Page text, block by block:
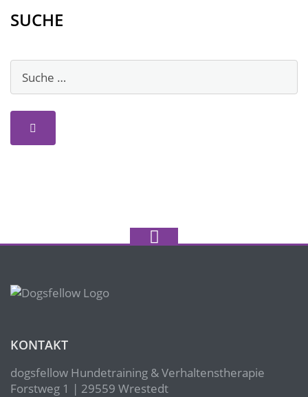
SUCHE
KONTAKT
dogsfellow Hundetraining & Verhaltenstherapie
Forstweg 1 | 29559 Wrestedt